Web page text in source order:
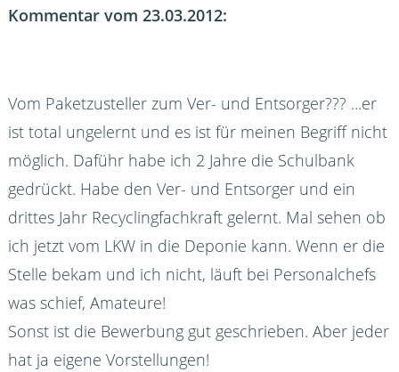
Kommentar vom 23.03.2012:
Vom Paketzusteller zum Ver- und Entsorger??? ...er
ist total ungelernt und es ist für meinen Begriff nicht
möglich. Daführ habe ich 2 Jahre die Schulbank
gedrückt. Habe den Ver- und Entsorger und ein
drittes Jahr Recyclingfachkraft gelernt. Mal sehen ob
ich jetzt vom LKW in die Deponie kann. Wenn er die
Stelle bekam und ich nicht, läuft bei Personalchefs
was schief, Amateure!
Sonst ist die Bewerbung gut geschrieben. Aber jeder
hat ja eigene Vorstellungen!